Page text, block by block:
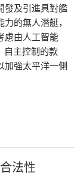
發及引進具對艦
力的無人潛艇，
慮由人工智能
自主控制的款
加強太平洋一側
法性